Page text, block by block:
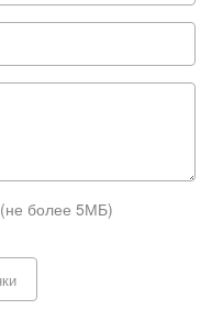
(не более 5МБ)